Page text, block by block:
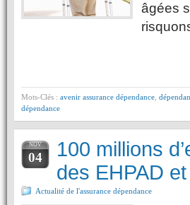
âgées
Mots-Clés : avenir assurance dépendance
dépendance
NOV
04
100 millions
des EHPAD et
Actualité de l'assurance dépendance